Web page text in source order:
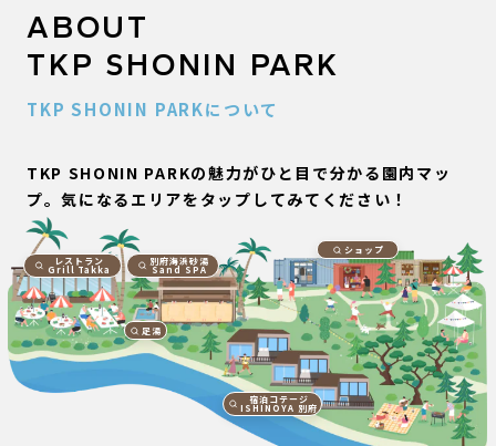
レストラン
Grill Takka
別府海浜砂湯
Sand SPA
ショップ
宿泊コテージ
ISHINOYA 別府
足湯
ABOUT
TKP SHONIN PARK
TKP SHONIN PARKについて
TKP SHONIN PARKの魅力がひと目で分かる園内マッ
プ。気になるエリアをタップしてみてください！